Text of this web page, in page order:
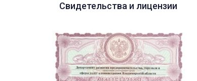
Свидетельства и лицензии